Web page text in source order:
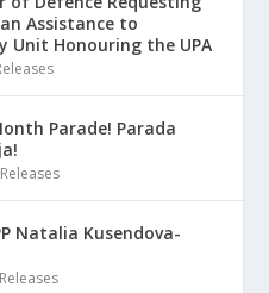
Assistance to
Unit Honouring the UPA
Parade! Parada
Natalia Kusendova-